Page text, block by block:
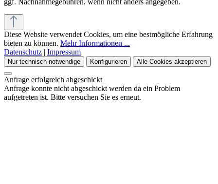
Diese Website verwendet Cookies, um eine bestmögliche Erfahrung
bieten zu können. Mehr Informationen ...
Datenschutz | Impressum
Nur technisch notwendige Konfigurieren Alle Cookies akzeptieren
Anfrage erfolgreich abgeschickt
Anfrage konnte nicht abgeschickt werden da ein Problem
aufgetreten ist. Bitte versuchen Sie es erneut.